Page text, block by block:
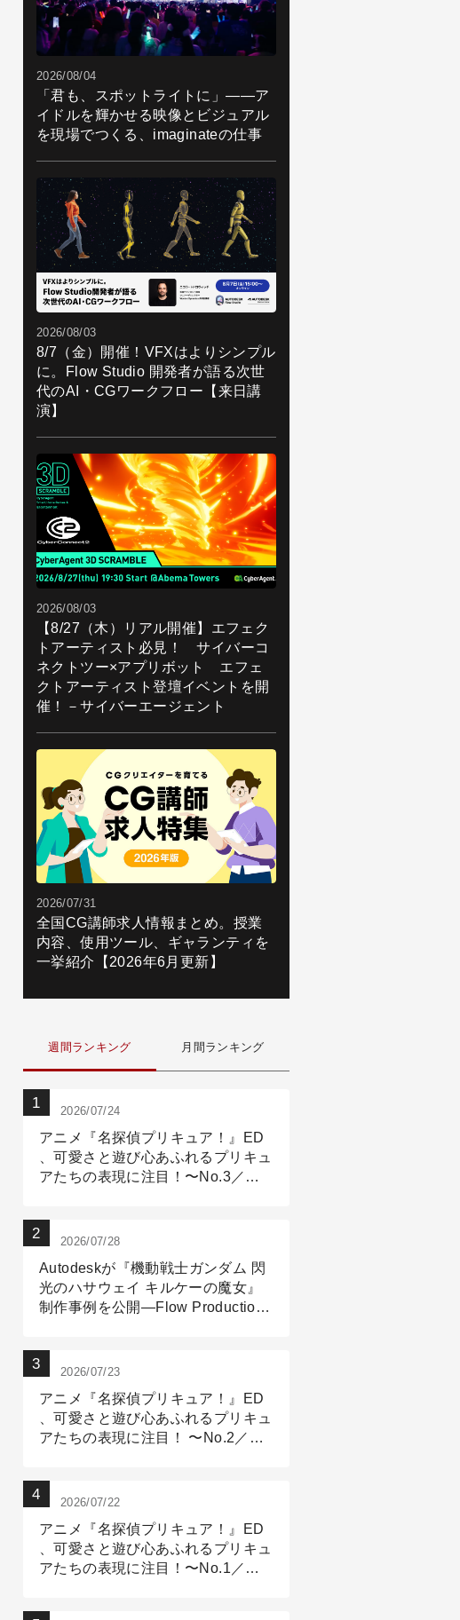
2026/08/04
「君も、スポットライトに」――ア
イドルを輝かせる映像とビジュアル
を現場でつくる、imaginateの仕事
2026/08/03
8/7（金）開催！VFXはよりシンプル
に。Flow Studio 開発者が語る次世
代のAI・CGワークフロー【来日講
演】
2026/08/03
【8/27（木）リアル開催】エフェク
トアーティスト必見！ サイバーコ
ネクトツー×アプリボット エフェ
クトアーティスト登壇イベントを開
催！－サイバーエージェント
2026/07/31
全国CG講師求人情報まとめ。授業
内容、使用ツール、ギャランティを
一挙紹介【2026年6月更新】
週間ランキング 月間ランキング
2026/07/24
アニメ『名探偵プリキュア！』ED
、可愛さと遊び心あふれるプリキュ
アたちの表現に注目！〜No.3／ア
2026/07/28
Autodeskが『機動戦士ガンダム 閃
光のハサウェイ キルケーの魔女』
制作事例を公開―Flow Production
2026/07/23
アニメ『名探偵プリキュア！』ED
、可愛さと遊び心あふれるプリキュ
アたちの表現に注目！ 〜No.2／モ
2026/07/22
アニメ『名探偵プリキュア！』ED
、可愛さと遊び心あふれるプリキュ
アたちの表現に注目！〜No.1／演